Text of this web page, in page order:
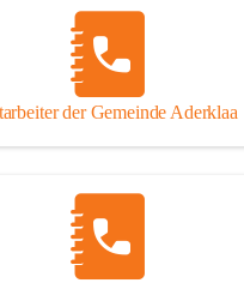
der Gemeinde Aderklaa